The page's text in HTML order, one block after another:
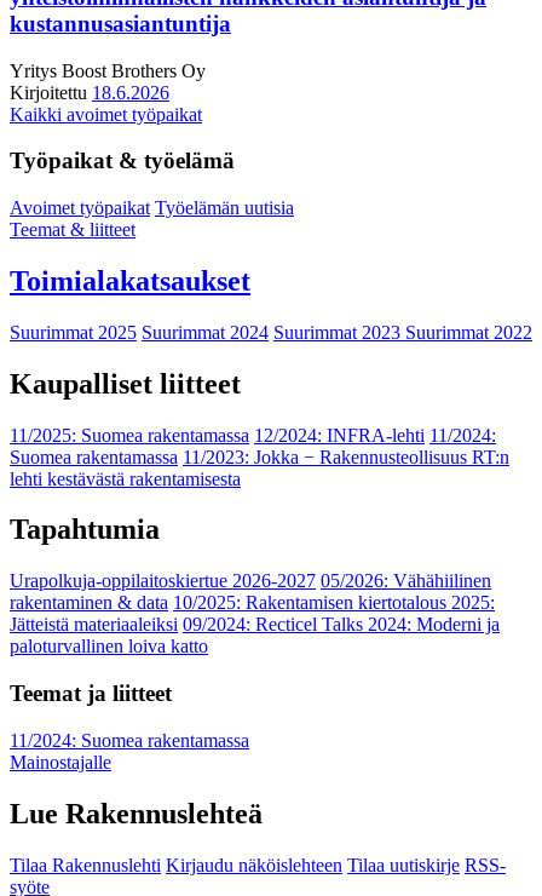
kustannusasiantuntija
Yritys Boost Brothers Oy
Kirjoitettu 18.6.2026
Kaikki avoimet työpaikat
Työpaikat & työelämä
Avoimet työpaikat Työelämän uutisia
Teemat & liitteet
Toimialakatsaukset
Suurimmat 2025 Suurimmat 2024 Suurimmat 2023 Suurimmat 2022
Kaupalliset liitteet
11/2025: Suomea rakentamassa 12/2024: INFRA-lehti 11/2024:
Suomea rakentamassa 11/2023: Jokka − Rakennusteollisuus RT:n
lehti kestävästä rakentamisesta
Tapahtumia
Urapolkuja-oppilaitoskiertue 2026-2027 05/2026: Vähähiilinen
rakentaminen & data 10/2025: Rakentamisen kiertotalous 2025:
Jätteistä materiaaleiksi 09/2024: Recticel Talks 2024: Moderni ja
paloturvallinen loiva katto
Teemat ja liitteet
11/2024: Suomea rakentamassa
Mainostajalle
Lue Rakennuslehteä
Tilaa Rakennuslehti Kirjaudu näköislehteen Tilaa uutiskirje RSS-
syöte